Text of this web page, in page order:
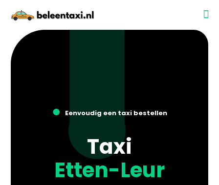
● Eenvoudig een taxi bestellen
Taxi
Etten-Leur